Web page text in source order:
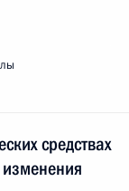
средствах